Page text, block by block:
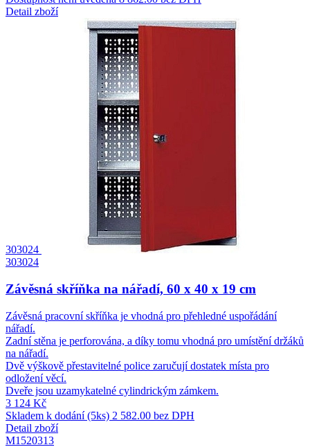
Detail zboží
303024
303024
Závěsná skříňka na nářadí, 60 x 40 x 19 cm
Závěsná pracovní skříňka je vhodná pro přehledné uspořádání
nářadí.
Zadní stěna je perforována, a díky tomu vhodná pro umístění držáků
na nářadí.
Dvě výškově přestavitelné police zaručují dostatek místa pro
odložení věcí.
Dveře jsou uzamykatelné cylindrickým zámkem.
3 124 Kč
Skladem k dodání (5ks) 2 582.00 bez DPH
Detail zboží
M1520313